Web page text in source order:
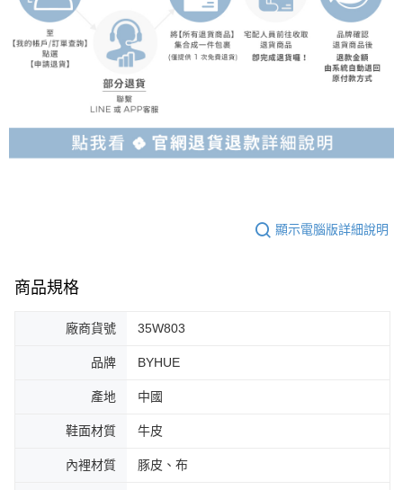
顯示電腦版詳細說明
商品規格
廠商貨號 35W803
品牌 BYHUE
產地 中國
鞋面材質 牛皮
內裡材質 豚皮、布